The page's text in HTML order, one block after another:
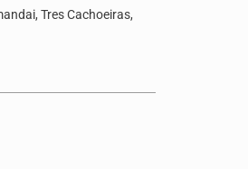
Tres Cachoeiras,